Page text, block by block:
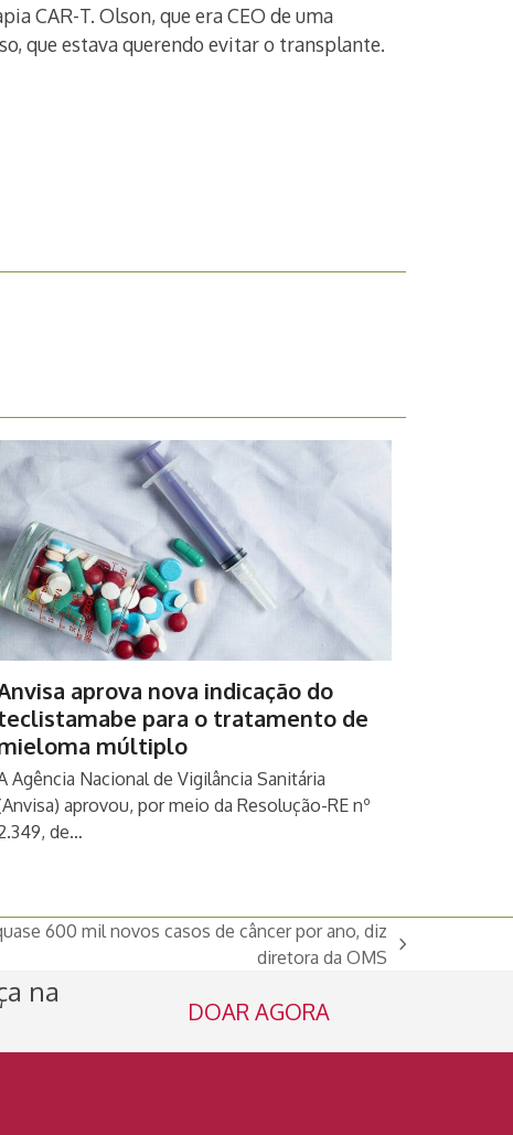
CAR-T. Olson, que era CEO de uma
que estava querendo evitar o transplante.
aprova nova indicação do
para o tratamento de
múltiplo
Agência Nacional de Vigilância Sanitária
aprovou, por meio da Resolução-RE nº
de…
600 mil novos casos de câncer por ano, diz
diretora da OMS
na
DOAR AGORA